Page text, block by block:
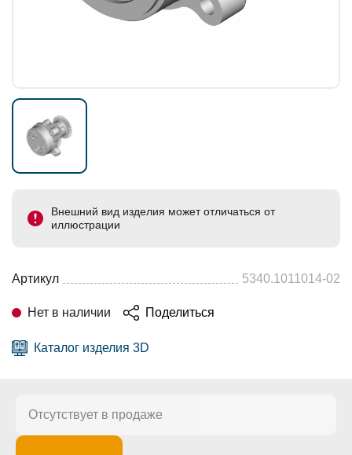
Внешний вид изделия может отличаться от
иллюстрации
Артикул 5340.1011014-02
Нет в наличии Поделиться
Каталог изделия 3D
Отсутствует в продаже